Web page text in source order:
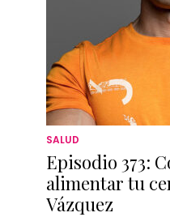
SALUD
Episodio 373:
alimentar tu
Vázquez